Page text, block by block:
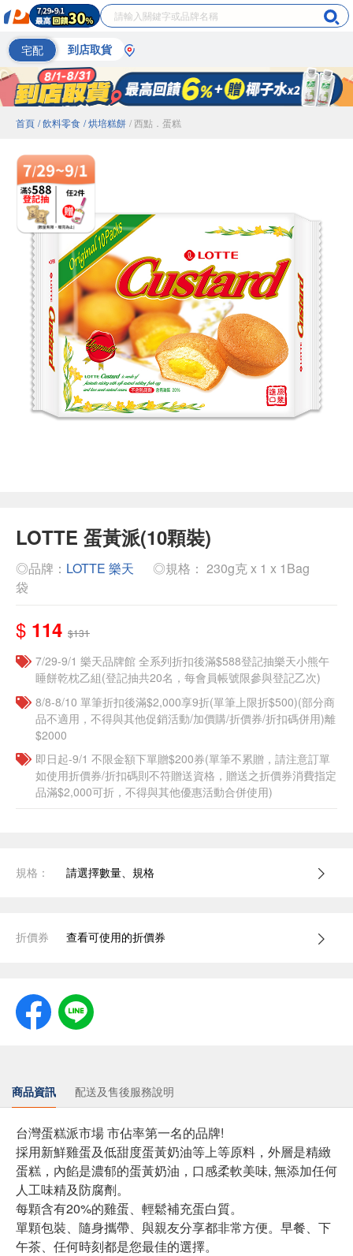
宅配 到店取貨
首頁 / 飲料零食 / 烘培糕餅 / 西點．蛋糕
LOTTE 蛋黃派(10顆裝)
◎品牌： LOTTE 樂天
◎規格： 230g克 x 1 x 1Bag
袋
$ 114 $131
7/29-9/1 樂天品牌館 全系列折扣後滿$588登記抽樂天小熊午
睡餅乾枕乙組(登記抽共20名，每會員帳號限參與登記乙次)
8/8-8/10 單筆折扣後滿$2,000享9折(單筆上限折$500)(部分商
品不適用，不得與其他促銷活動/加價購/折價券/折扣碼併用)離
$2000
即日起-9/1 不限金額下單贈$200券(單筆不累贈，請注意訂單
如使用折價券/折扣碼則不符贈送資格，贈送之折價券消費指定
品滿$2,000可折，不得與其他優惠活動合併使用)
規格： 請選擇數量、規格
折價券 查看可使用的折價券
商品資訊 配送及售後服務說明
台灣蛋糕派市場 市佔率第一名的品牌!
採用新鮮雞蛋及低甜度蛋黃奶油等上等原料，外層是精緻
蛋糕，內餡是濃郁的蛋黃奶油，口感柔軟美味, 無添加任何
人工味精及防腐劑。
每顆含有20%的雞蛋、輕鬆補充蛋白質。
單顆包裝、隨身攜帶、與親友分享都非常方便。早餐、下
午茶、任何時刻都是您最佳的選擇。